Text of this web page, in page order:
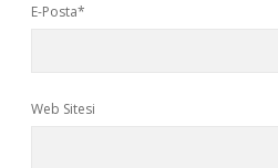
E-Posta*
Web Sitesi